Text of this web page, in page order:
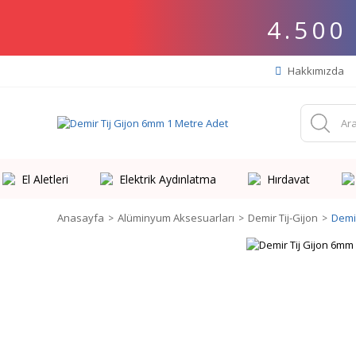
4.500
Hakkımızda
El Aletleri Elektrik Aydınlatma Hırdavat
Anasayfa Alüminyum Aksesuarları Demir Tij-Gijon